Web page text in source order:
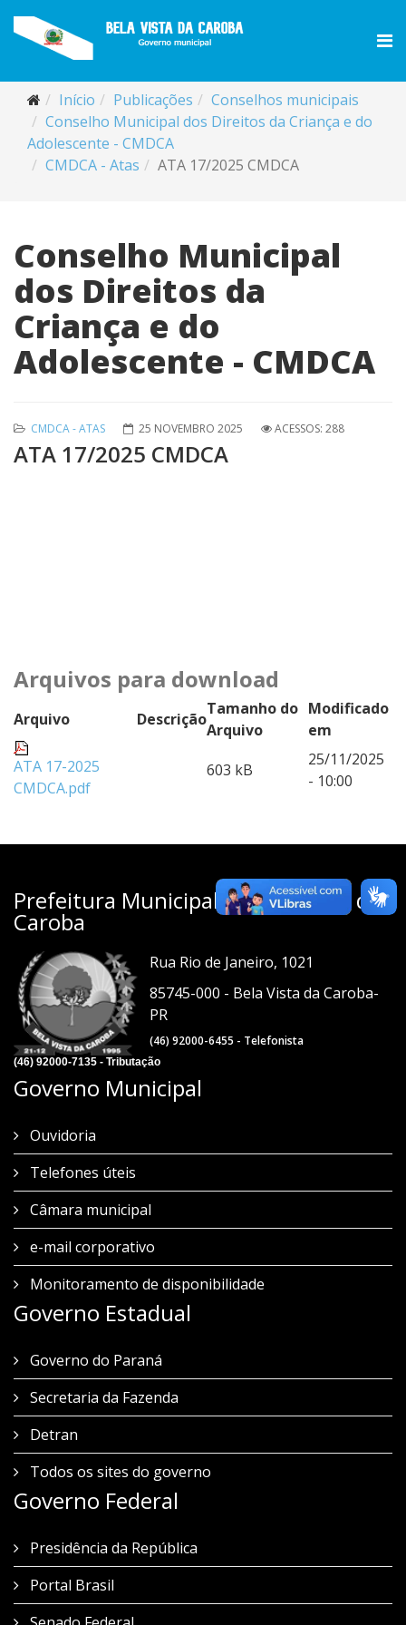
Início Publicações
Conselhos municipais
Conselho Municipal dos Direitos da Criança e do
Adolescente - CMDCA
CMDCA - Atas
ATA 17/2025 CMDCA
Conselho Municipal
dos Direitos da
Criança e do
Adolescente - CMDCA
CMDCA - ATAS 25 NOVEMBRO 2025 ACESSOS: 288
ATA 17/2025 CMDCA
Arquivos para download
Arquivo Descrição
Tamanho do
Arquivo
Modificado
em
ATA 17-2025
CMDCA.pdf
603 kB
25/11/2025
- 10:00
Prefeitura Municipal de Bela Vista da
Caroba
Rua Rio de Janeiro, 1021
85745-000 - Bela Vista da Caroba-
PR
(46) 92000-6455 - Telefonista
(46) 92000-7135 - Tributação
Governo Municipal
Ouvidoria
Telefones úteis
Câmara municipal
e-mail corporativo
Monitoramento de disponibilidade
Governo Estadual
Governo do Paraná
Secretaria da Fazenda
Detran
Todos os sites do governo
Governo Federal
Presidência da República
Portal Brasil